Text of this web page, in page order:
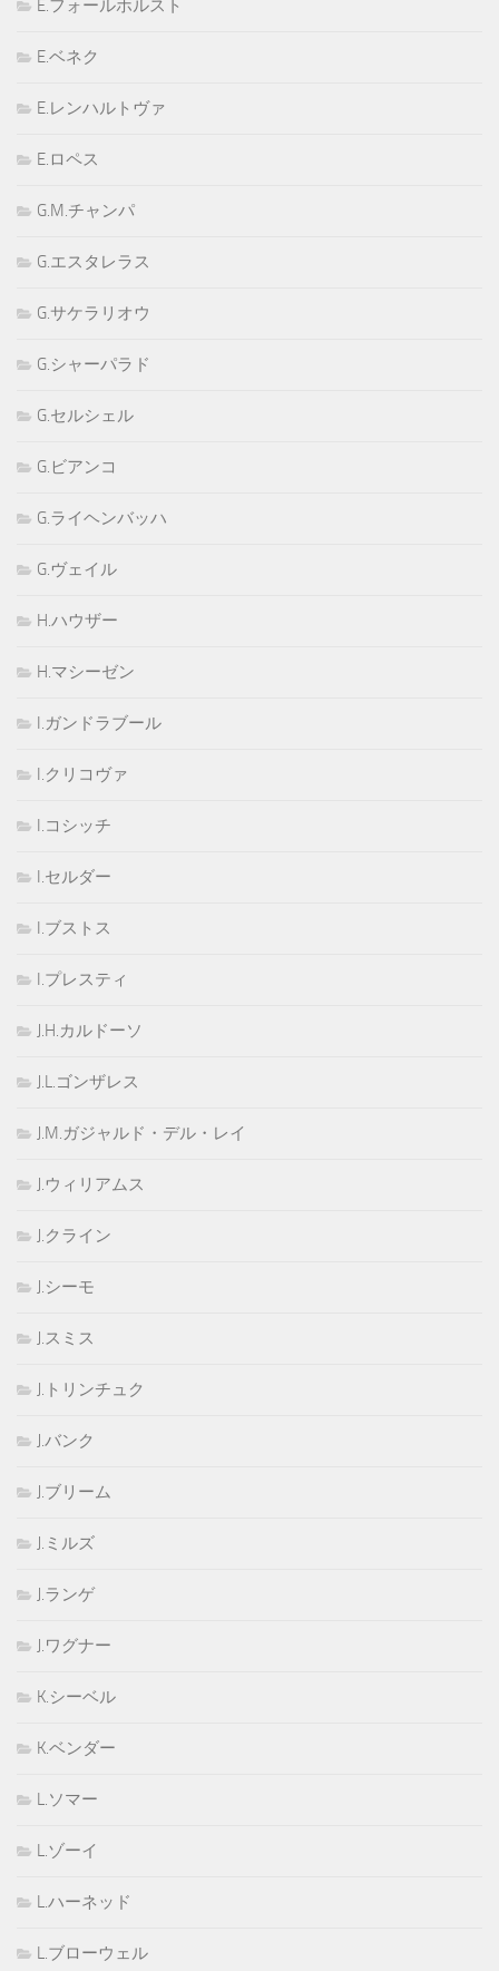
E.フォールホルスト
E.ベネク
E.レンハルトヴァ
E.ロペス
G.M.チャンパ
G.エスタレラス
G.サケラリオウ
G.シャーパラド
G.セルシェル
G.ビアンコ
G.ライヘンバッハ
G.ヴェイル
H.ハウザー
H.マシーゼン
I.ガンドラブール
I.クリコヴァ
I.コシッチ
I.セルダー
I.ブストス
I.プレスティ
J.H.カルドーソ
J.L.ゴンザレス
J.M.ガジャルド・デル・レイ
J.ウィリアムス
J.クライン
J.シーモ
J.スミス
J.トリンチュク
J.バンク
J.ブリーム
J.ミルズ
J.ランゲ
J.ワグナー
K.シーベル
K.ベンダー
L.ソマー
L.ゾーイ
L.ハーネッド
L.ブローウェル